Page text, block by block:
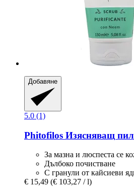
Добавяне
5.0 (1)
Phitofilos Изясняващ
За мазна и люспеста се
Дълбоко почистване
С гранули от кайсиеви
€ 15,49 (€ 103,27 / l)